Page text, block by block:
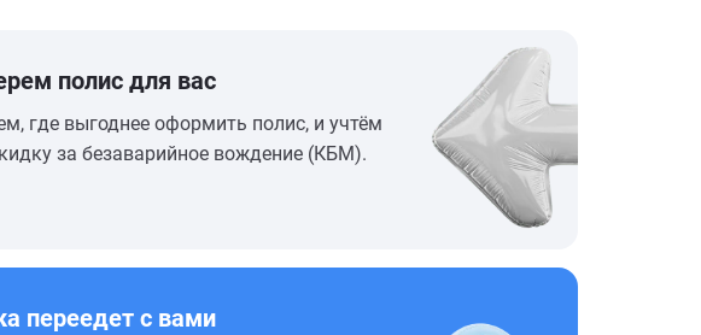
полис для вас
где выгоднее оформить полис, и учтём
за безаварийное вождение (КБМ).
переедет с вами